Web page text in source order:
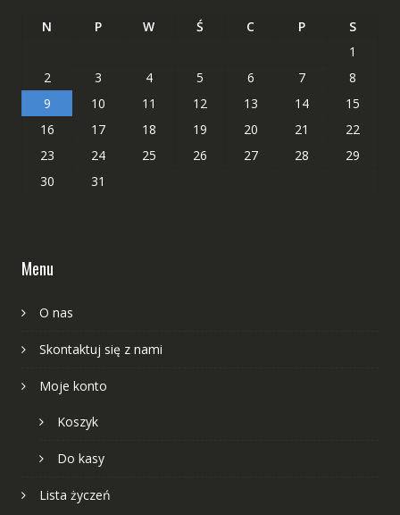
N P W Ś C P
S
1
2
3 4 5 6 7
8
9
10 11 12 13 14
15
16
17 18 19 20 21
22
23
24 25 26 27 28
29
30
31
Menu
O nas
Skontaktuj się z nami
Moje konto
Koszyk
Do kasy
Lista życzeń